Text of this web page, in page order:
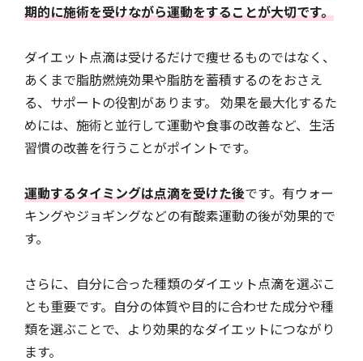
期的に施術を受けながら運動をすることが大切です。
ダイエット点滴は受けるだけで痩せるものではなく、
あくまで脂肪燃焼効果や脂肪を蓄積するのをおさえ
る、サポートの役割があります。 効果を最大化するた
めには、施術と並行して運動や食事の改善など、生活
習慣の改善を行うことがポイントです。
運動するタイミングは点滴を受けた後です。有ウォー
キングやジョギングなどの有酸素運動の後が効果的で
す。
さらに、自分に合った種類のダイエット点滴を選ぶこ
とも重要です。自分の体質や目的に合わせた成分や種
類を選ぶことで、より効果的なダイエットにつながり
ます。